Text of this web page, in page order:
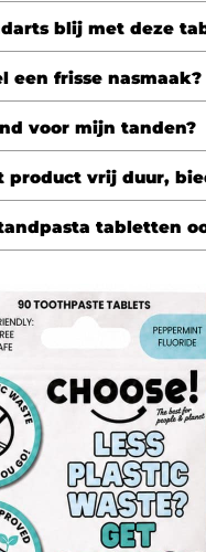
blij met deze
een frisse nasmaak?
voor mijn tanden?
product vrij duur,
tabletten